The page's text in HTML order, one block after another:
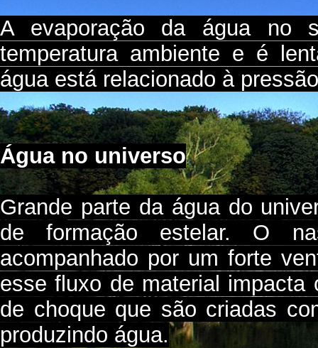
A evaporação da água no
temperatura ambiente e é
água está relacionado à
Água no universo
Grande parte da água do
de formação estelar. O
acompanhado por um forte
esse fluxo de material
de choque que são criadas
produzindo água.